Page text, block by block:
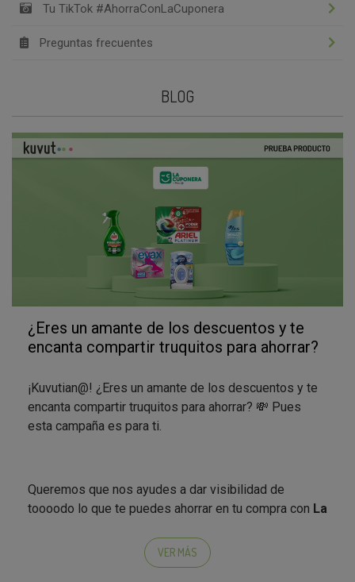
Tu TikTok #AhorraConLaCuponera
Preguntas frecuentes
BLOG
¿Eres un amante de los descuentos y te
encanta compartir truquitos para ahorrar?
¡Kuvutian@! ¿Eres un amante de los descuentos y te
encanta compartir truquitos para ahorrar? 💸 Pues
esta campaña es para ti.
Queremos que nos ayudes a dar visibilidad de
toooodo lo que te puedes ahorrar en tu compra con La
favoritas, que te reembolsa el dinero ahorrado
directamente a tu cuenta por Bizum. ¿Cuanto serás
VER MÁS